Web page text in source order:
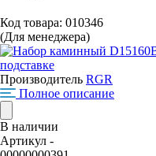
Код товара: 010346
(Для менеджера)
Производитель RGR
Полное описание
В наличии
Артикул -